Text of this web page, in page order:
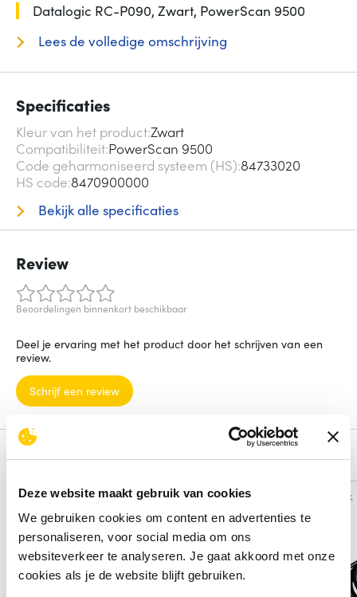
Deze website maakt gebruik van cookies
We gebruiken cookies om content en advertenties te
personaliseren, voor social media om ons
websiteverkeer te analyseren. Je gaat akkoord met onze
cookies als je de website blijft gebruiken.
Datalogic RC-P090, Zwart, PowerScan 9500
Lees de volledige omschrijving
Specificaties
Kleur van het productZwart
Compatibiliteit PowerScan 9500
Code geharmoniseerd systeem (HS) 84733020
HS code 8470900000
Bekijk alle specificaties
Review
Beoordelingen binnenkort beschikbaar
Deel je ervaring met het product door het schrijven van een
review.
Schrijf een review
Alternatieven
Vergelijk Vergelijk